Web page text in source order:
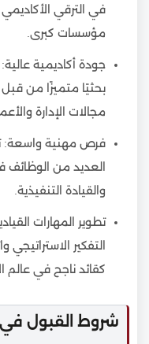
في الترقي
مؤسسات كبرى.
جودة أكاديمية
بحثيًا متميزًا من
مجالات الإدارة
فرص مهنية واسعة:
العديد من الوظائف
والقيادة التنفيذية.
تطوير المهارات
التفكير
كقائد ناجح في عالم
شروط القبول في